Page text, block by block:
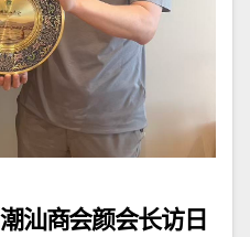
汕商会颜会长访日